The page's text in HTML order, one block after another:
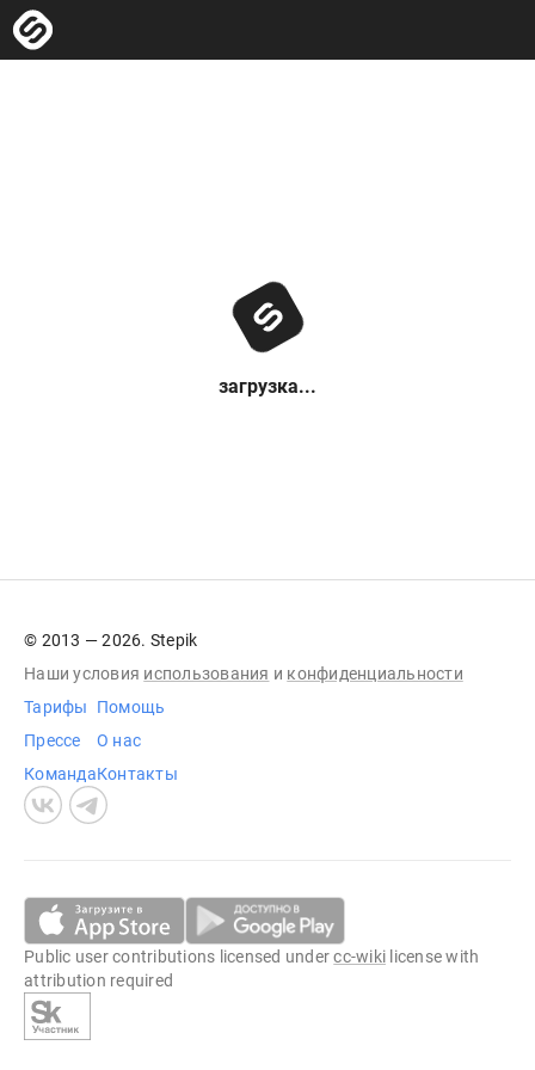
загрузка...
© 2013 — 2026. Stepik
Наши условия использования и конфиденциальности
Тарифы
Прессе
Команда
Помощь
О нас
Контакты
Public user contributions licensed undercc-wiki license with
attribution required